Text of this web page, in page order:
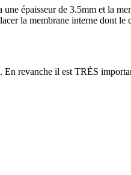
épaisseur de 3.5mm et la
la membrane interne dont le
En revanche il est TRÈS